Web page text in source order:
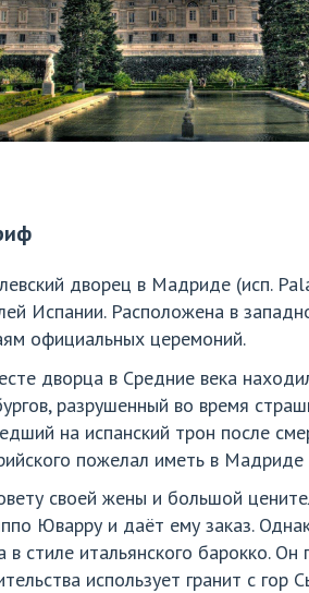
дворец в Мадриде (исп.
Испании. Расположена в
официальных церемоний.
дворца в Средние века
разрушенный во время
на испанский трон после
пожелал иметь в
своей жены и большой
Юварру и даёт ему заказ.
в стиле итальянского барокко.
использует гранит с